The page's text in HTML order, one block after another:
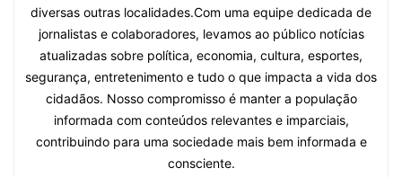
diversas outras localidades.Com uma equipe dedicada de
jornalistas e colaboradores, levamos ao público notícias
atualizadas sobre política, economia, cultura, esportes,
segurança, entretenimento e tudo o que impacta a vida dos
cidadãos. Nosso compromisso é manter a população
informada com conteúdos relevantes e imparciais,
contribuindo para uma sociedade mais bem informada e
consciente.